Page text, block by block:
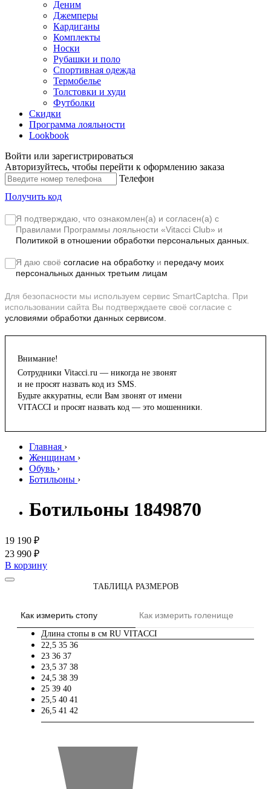
Деним
Джемперы
Кардиганы
Комплекты
Носки
Рубашки и поло
Спортивная одежда
Термобелье
Толстовки и худи
Футболки
Скидки
Программа лояльности
Lookbook
Войти или зарегистрироваться
Авторизуйтесь, чтобы перейти к оформлению заказа
Телефон
Получить код
Я подтверждаю, что ознакомлен(а) и согласен(а) с
Правилами Программы лояльности «Vitacci Club» и
Политикой в отношении обработки персональных данных.
Я даю своё согласие на обработку и передачу моих
персональных данных третьим лицам
Для безопасности мы используем сервис SmartCaptcha. При
использовании сайта Вы подтверждаете своё согласие с
условиями обработки данных сервисом.
Внимание!
Сотрудники Vitacci.ru — никогда не звонят
и не просят назвать код из SMS.
Будьте аккуратны, если Вам звонят от имени
VITACCI и просят назвать код — это мошенники.
Главная ›
Женщинам ›
Обувь ›
Ботильоны ›
Ботильоны 1849870
19 190 ₽
23 990 ₽
В корзину
ТАБЛИЦА РАЗМЕРОВ
Как измерить стопу Как измерить голенище
Длина стопы в см RU VITACCI
22,5 35 36
23 36 37
23,5 37 38
24,5 38 39
25 39 40
25,5 40 41
26,5 41 42